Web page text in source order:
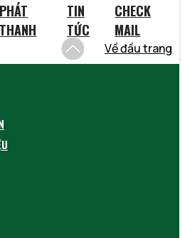
PHÁT
THANH
TIN
TỨC
CHECK
MAIL
Về đầu trang